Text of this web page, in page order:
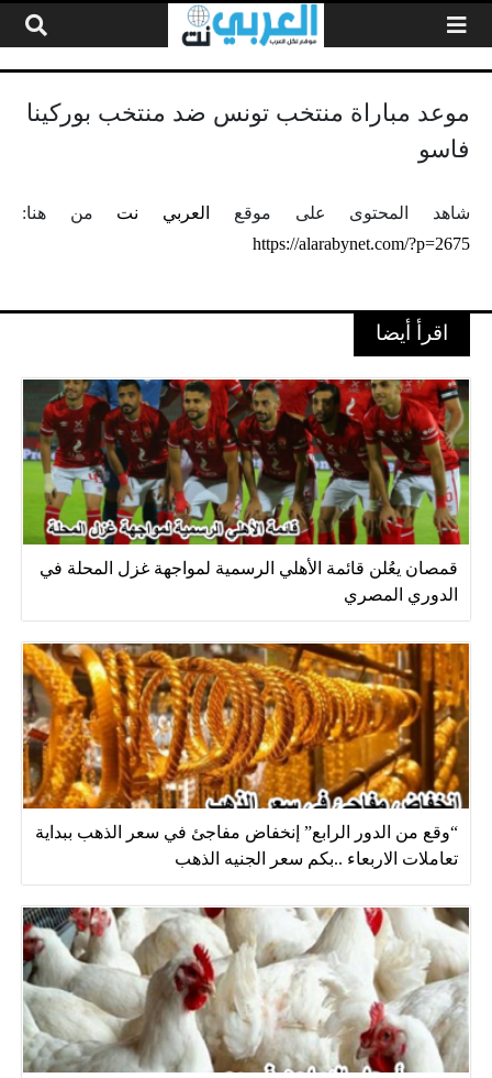
موعد مباراة منتخب تونس ضد منتخب بوركينا
فاسو
شاهد المحتوى على موقع العربي نت من هنا:
https://alarabynet.com/?p=2675
اقرأ أيضا
قمصان يعُلن قائمة الأهلي الرسمية لمواجهة غزل المحلة في
الدوري المصري
“وقع من الدور الرابع” إنخفاض مفاجئ في سعر الذهب ببداية
تعاملات الاربعاء ..بكم سعر الجنيه الذهب